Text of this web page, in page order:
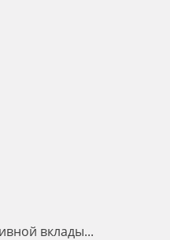
вклады...